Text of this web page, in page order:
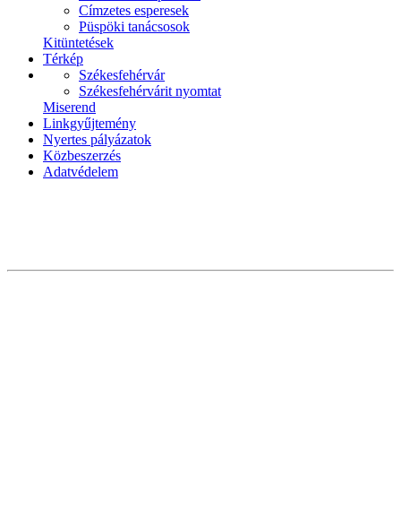
Címzetes esperesek
Püspöki tanácsosok
Kitüntetések
Térkép
Székesfehérvár
Székesfehérvárit nyomtat
Miserend
Linkgyűjtemény
Nyertes pályázatok
Közbeszerzés
Adatvédelem